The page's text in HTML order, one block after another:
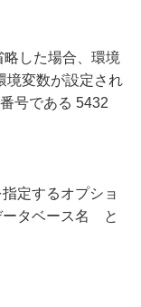
した場合、環境
境変数が設定され
号である 5432
定するオプショ
ータベース名 と